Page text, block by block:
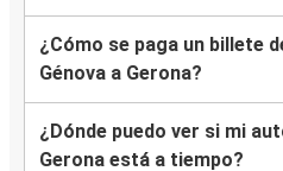
¿Cómo se paga un billete
Génova a Gerona?
¿Dónde puedo ver si mi
Gerona está a tiempo?